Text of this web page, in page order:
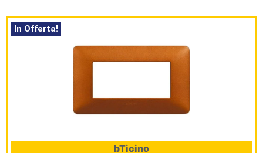
Civile
In Offerta!
bTicino